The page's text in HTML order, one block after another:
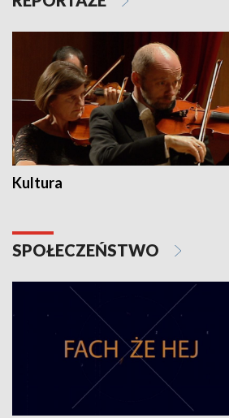
Kultura
SPOŁECZEŃSTWO